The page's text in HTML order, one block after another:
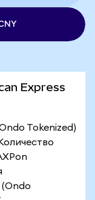
Express
Tokenized)
(Ondo